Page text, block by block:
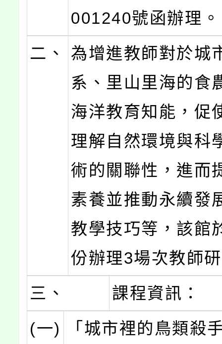
001240號函辦理。
二、
為增進教師對於城
系、里山里海的食
海洋教育知能，促
理解自然環境與科
術的關聯性，進而
素養並推動永續發
教學技巧等，該館
份辦理3場次教師
三、
課程資訊：
(一)
「城市裡的鳥類殺